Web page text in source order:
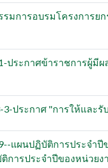
รมการอบรมโครงการย
ประกาศข้าราชการผู้มี
3-ประกาศ "การให้และ
แผนปฏิบัติการประจำปี
การประจำปีของหน่วยง